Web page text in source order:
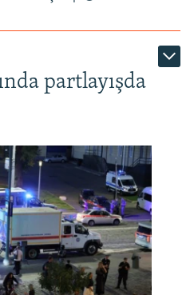
partlayışda